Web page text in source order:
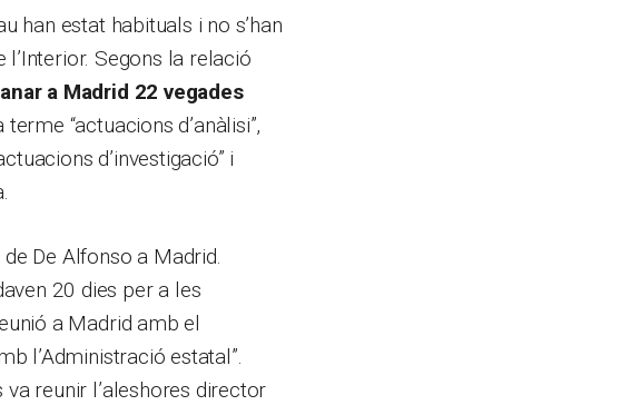
han estat habituals i no s’han
Segons la relació
a Madrid 22 vegades
“actuacions d’anàlisi”,
d’investigació” i
De Alfonso a Madrid.
20 dies per a les
a Madrid amb el
l’Administració estatal”.
reunir l’aleshores director